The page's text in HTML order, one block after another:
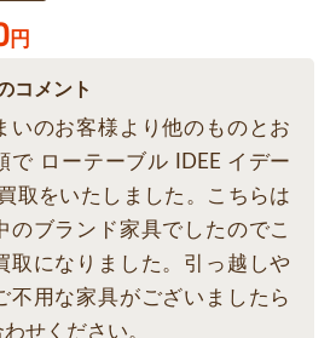
円
コメント
いのお客様より他のものとお
で ローテーブル IDEE イデー
取をいたしました。こちらは
のブランド家具でしたのでこ
取になりました。引っ越しや
不用な家具がございましたら
せください。